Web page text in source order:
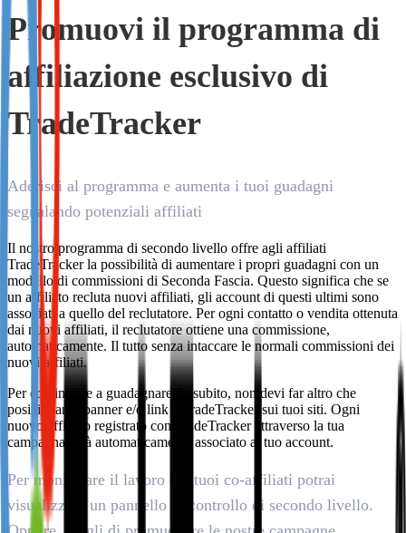
Not already our Publisher?
Sign up here
Promuovi il programma di
affiliazione esclusivo di
TradeTracker
Aderisci al programma e aumenta i tuoi guadagni
segnalando potenziali affiliati
Il nostro programma di secondo livello offre agli affiliati
TradeTracker la possibilità di aumentare i propri guadagni con un
modello di commissioni di Seconda Fascia. Questo significa che se
un affiliato recluta nuovi affiliati, gli account di questi ultimi sono
associati a quello del reclutatore. Per ogni contatto o vendita ottenuta
dai nuovi affiliati, il reclutatore ottiene una commissione,
automaticamente. Il tutto senza intaccare le normali commissioni dei
nuovi affiliati.
Per cominciare a guadagnare da subito, non devi far altro che
posizionare i banner e/o link a TradeTracker sui tuoi siti. Ogni
nuovo affiliato registrato con TradeTracker attraverso la tua
campagna sarà automaticamente associato al tuo account.
Per monitorare il lavoro dei tuoi co-affiliati potrai
visualizzare un pannello di controllo di secondo livello.